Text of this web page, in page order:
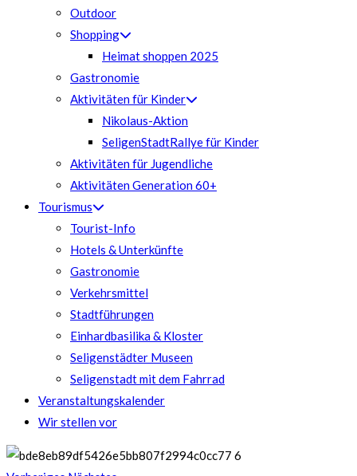
Outdoor
Shopping
Heimat shoppen 2025
Gastronomie
Aktivitäten für Kinder
Nikolaus-Aktion
SeligenStadtRallye für Kinder
Aktivitäten für Jugendliche
Aktivitäten Generation 60+
Tourismus
Tourist-Info
Hotels & Unterkünfte
Gastronomie
Verkehrsmittel
Stadtführungen
Einhardbasilika & Kloster
Seligenstädter Museen
Seligenstadt mit dem Fahrrad
Veranstaltungskalender
Wir stellen vor